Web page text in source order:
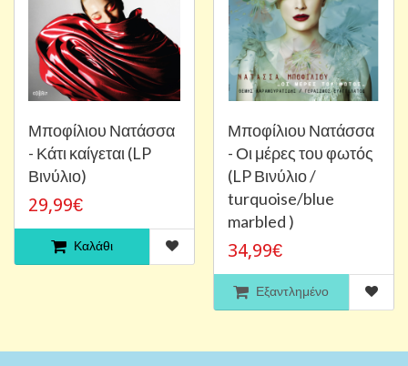
Μποφίλιου Νατάσσα
- Κάτι καίγεται (LP
Βινύλιο)
29,99€
Καλάθι
Μποφίλιου Νατάσσα
- Οι μέρες του φωτός
(LP Βινύλιο /
turquoise/blue
marbled )
34,99€
Εξαντλημένο